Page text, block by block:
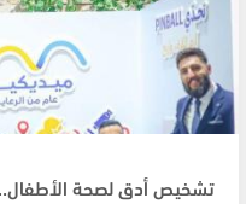
تشخيص أدق لصحة